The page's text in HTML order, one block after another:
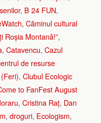
, B 24 FUN,
, Căminul cultural
Roșia Montană!”,
, Catavencu, Cazul
de resurse
, Clubul Ecologic
to FanFest August
, Cristina Raț, Dan
, droguri, Ecologism,